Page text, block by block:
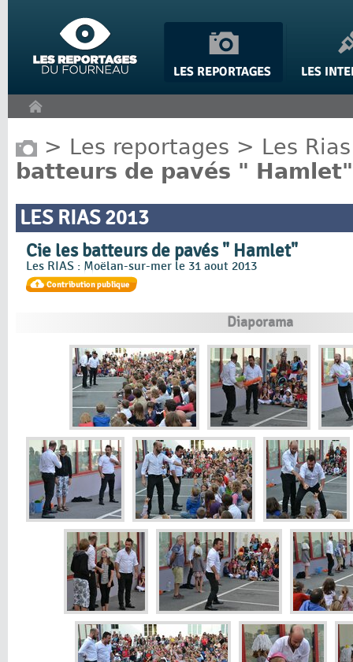
> Les reportages > Les Rias
batteurs de pavés " Hamlet"
LES RIAS 2013
Cie les batteurs de pavés " Hamlet"
Les RIAS : Moëlan-sur-mer le 31 aout 2013
Diaporama